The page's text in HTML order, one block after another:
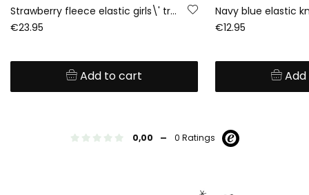
Strawberry fleece elastic girls\' trousers
€23.95
Add to cart
Navy blue elastic
€12.95
0,00 - 0 Ratings